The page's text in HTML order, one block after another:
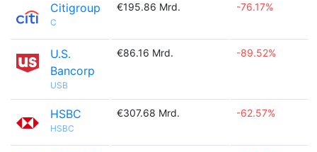
Citigroup
C
€195.86 Mrd. -76.17%
U.S.
Bancorp
USB
€86.16 Mrd. -89.52%
HSBC
HSBC
€307.68 Mrd. -62.57%